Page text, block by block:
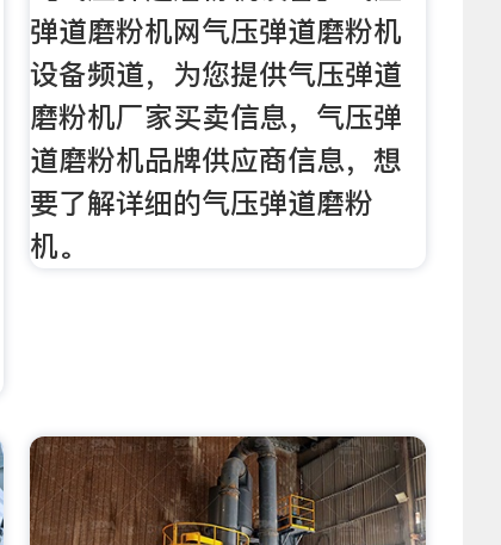
弹道磨粉机网气压弹道磨粉机
设备频道，为您提供气压弹道
磨粉机厂家买卖信息，气压弹
道磨粉机品牌供应商信息，想
要了解详细的气压弹道磨粉
机。